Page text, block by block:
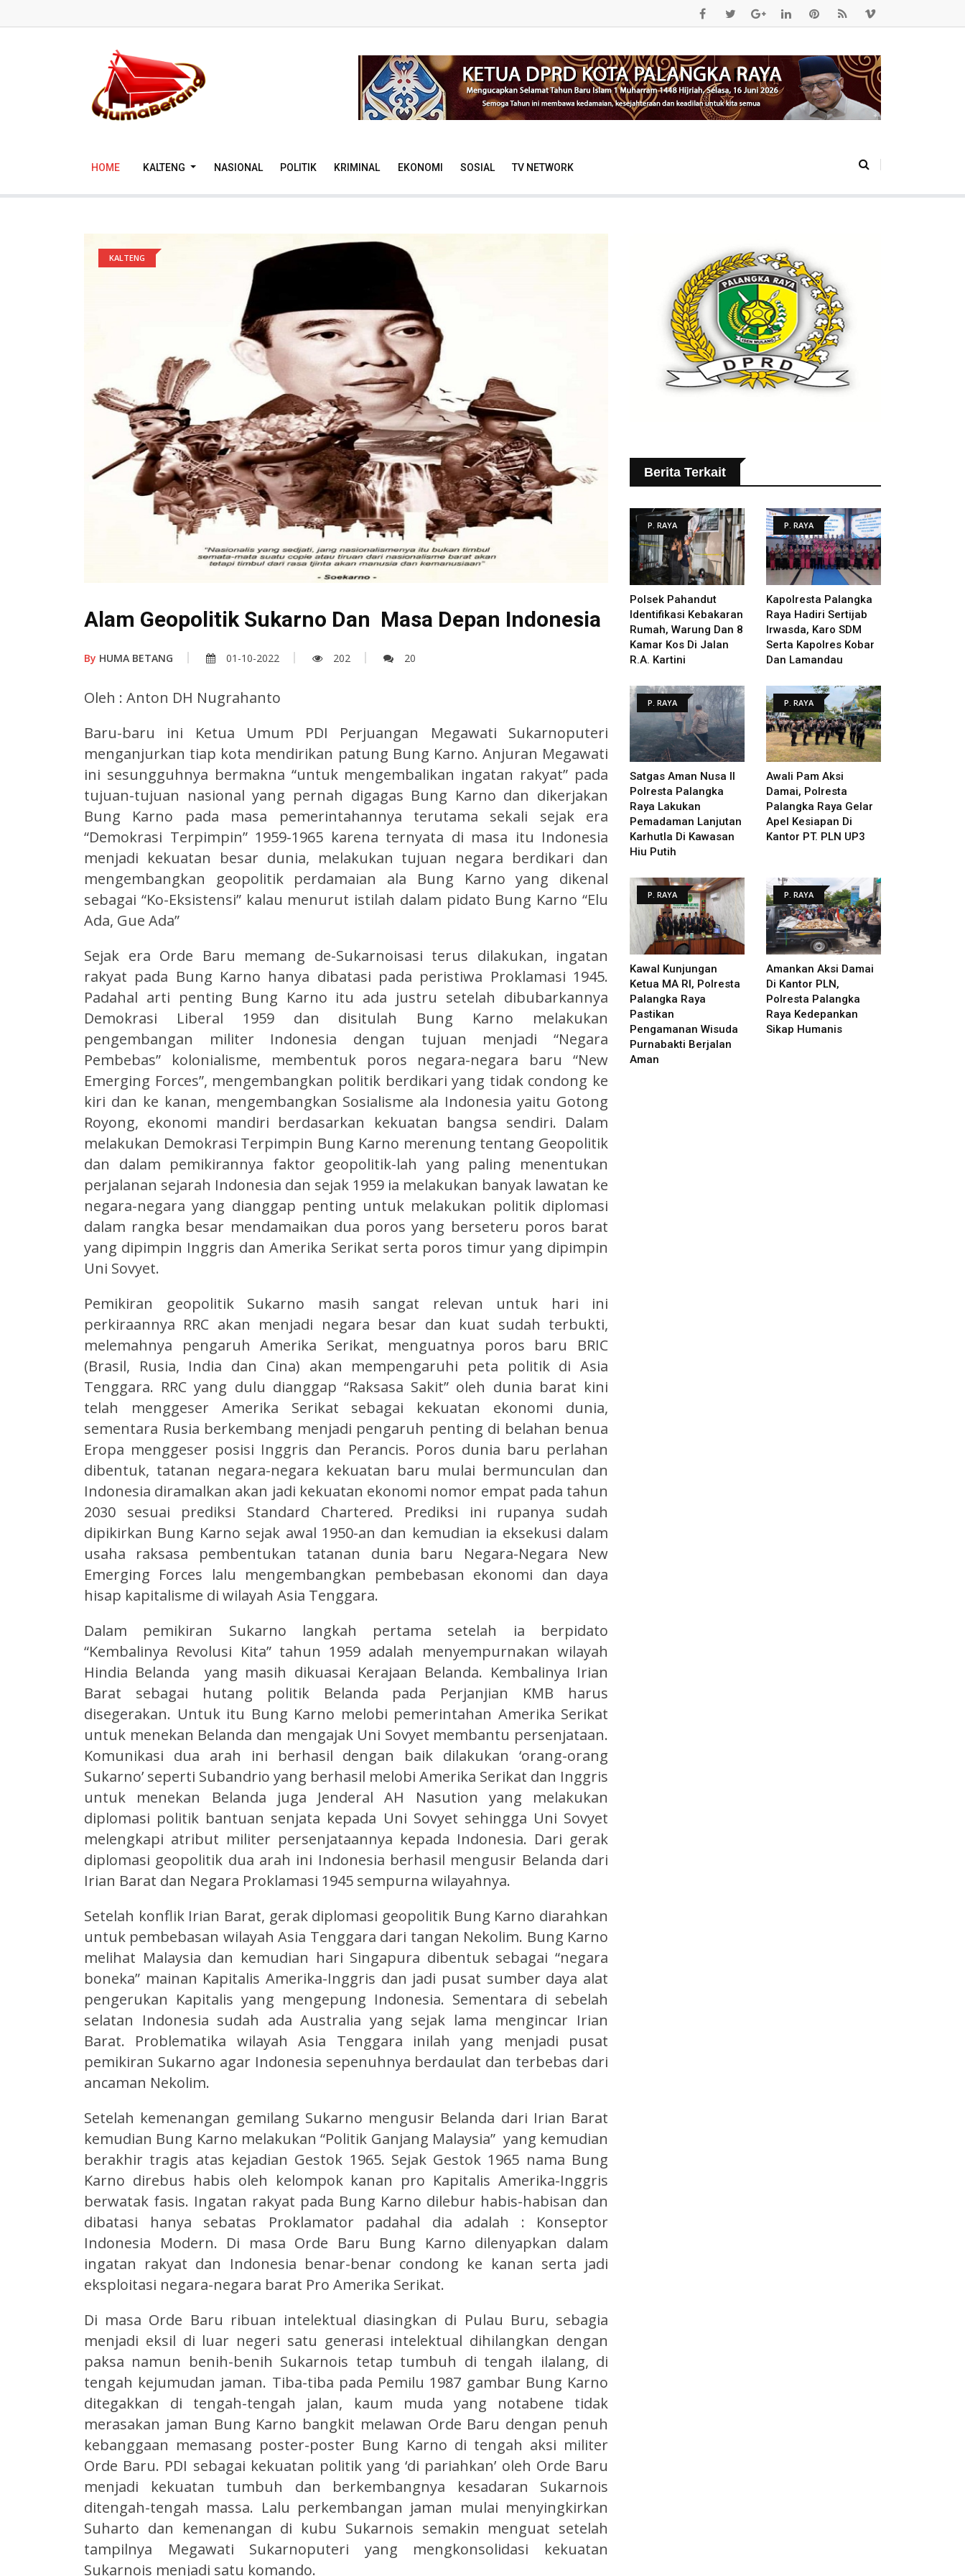
HOME KALTENG NASIONAL POLITIK KRIMINAL EKONOMI SOSIAL TV NETWORK
KALTENG
Alam Geopolitik Sukarno Dan Masa Depan Indonesia
By HUMA BETANG 01-10-2022 202 20
Oleh : Anton DH Nugrahanto
Baru-baru ini Ketua Umum PDI Perjuangan Megawati Sukarnoputeri
menganjurkan tiap kota mendirikan patung Bung Karno. Anjuran Megawati
ini sesungguhnya bermakna “untuk mengembalikan ingatan rakyat” pada
tujuan-tujuan nasional yang pernah digagas Bung Karno dan dikerjakan
Bung Karno pada masa pemerintahannya terutama sekali sejak era
“Demokrasi Terpimpin” 1959-1965 karena ternyata di masa itu Indonesia
menjadi kekuatan besar dunia, melakukan tujuan negara berdikari dan
mengembangkan geopolitik perdamaian ala Bung Karno yang dikenal
sebagai “Ko-Eksistensi” kalau menurut istilah dalam pidato Bung Karno “Elu
Ada, Gue Ada”
Sejak era Orde Baru memang de-Sukarnoisasi terus dilakukan, ingatan
rakyat pada Bung Karno hanya dibatasi pada peristiwa Proklamasi 1945.
Padahal arti penting Bung Karno itu ada justru setelah dibubarkannya
Demokrasi Liberal 1959 dan disitulah Bung Karno melakukan
pengembangan militer Indonesia dengan tujuan menjadi “Negara
Pembebas” kolonialisme, membentuk poros negara-negara baru “New
Emerging Forces”, mengembangkan politik berdikari yang tidak condong ke
kiri dan ke kanan, mengembangkan Sosialisme ala Indonesia yaitu Gotong
Royong, ekonomi mandiri berdasarkan kekuatan bangsa sendiri. Dalam
melakukan Demokrasi Terpimpin Bung Karno merenung tentang Geopolitik
dan dalam pemikirannya faktor geopolitik-lah yang paling menentukan
perjalanan sejarah Indonesia dan sejak 1959 ia melakukan banyak lawatan ke
negara-negara yang dianggap penting untuk melakukan politik diplomasi
dalam rangka besar mendamaikan dua poros yang berseteru poros barat
yang dipimpin Inggris dan Amerika Serikat serta poros timur yang dipimpin
Uni Sovyet.
Pemikiran geopolitik Sukarno masih sangat relevan untuk hari ini
perkiraannya RRC akan menjadi negara besar dan kuat sudah terbukti,
melemahnya pengaruh Amerika Serikat, menguatnya poros baru BRIC
(Brasil, Rusia, India dan Cina) akan mempengaruhi peta politik di Asia
Tenggara. RRC yang dulu dianggap “Raksasa Sakit” oleh dunia barat kini
telah menggeser Amerika Serikat sebagai kekuatan ekonomi dunia,
sementara Rusia berkembang menjadi pengaruh penting di belahan benua
Eropa menggeser posisi Inggris dan Perancis. Poros dunia baru perlahan
dibentuk, tatanan negara-negara kekuatan baru mulai bermunculan dan
Indonesia diramalkan akan jadi kekuatan ekonomi nomor empat pada tahun
2030 sesuai prediksi Standard Chartered. Prediksi ini rupanya sudah
dipikirkan Bung Karno sejak awal 1950-an dan kemudian ia eksekusi dalam
usaha raksasa pembentukan tatanan dunia baru Negara-Negara New
Emerging Forces lalu mengembangkan pembebasan ekonomi dan daya
hisap kapitalisme di wilayah Asia Tenggara.
Dalam pemikiran Sukarno langkah pertama setelah ia berpidato
“Kembalinya Revolusi Kita” tahun 1959 adalah menyempurnakan wilayah
Hindia Belanda yang masih dikuasai Kerajaan Belanda. Kembalinya Irian
Barat sebagai hutang politik Belanda pada Perjanjian KMB harus
disegerakan. Untuk itu Bung Karno melobi pemerintahan Amerika Serikat
untuk menekan Belanda dan mengajak Uni Sovyet membantu persenjataan.
Komunikasi dua arah ini berhasil dengan baik dilakukan ‘orang-orang
Sukarno’ seperti Subandrio yang berhasil melobi Amerika Serikat dan Inggris
untuk menekan Belanda juga Jenderal AH Nasution yang melakukan
diplomasi politik bantuan senjata kepada Uni Sovyet sehingga Uni Sovyet
melengkapi atribut militer persenjataannya kepada Indonesia. Dari gerak
diplomasi geopolitik dua arah ini Indonesia berhasil mengusir Belanda dari
Irian Barat dan Negara Proklamasi 1945 sempurna wilayahnya.
Setelah konflik Irian Barat, gerak diplomasi geopolitik Bung Karno diarahkan
untuk pembebasan wilayah Asia Tenggara dari tangan Nekolim. Bung Karno
melihat Malaysia dan kemudian hari Singapura dibentuk sebagai “negara
boneka” mainan Kapitalis Amerika-Inggris dan jadi pusat sumber daya alat
pengerukan Kapitalis yang mengepung Indonesia. Sementara di sebelah
selatan Indonesia sudah ada Australia yang sejak lama mengincar Irian
Barat. Problematika wilayah Asia Tenggara inilah yang menjadi pusat
pemikiran Sukarno agar Indonesia sepenuhnya berdaulat dan terbebas dari
ancaman Nekolim.
Setelah kemenangan gemilang Sukarno mengusir Belanda dari Irian Barat
kemudian Bung Karno melakukan “Politik Ganjang Malaysia” yang kemudian
berakhir tragis atas kejadian Gestok 1965. Sejak Gestok 1965 nama Bung
Karno direbus habis oleh kelompok kanan pro Kapitalis Amerika-Inggris
berwatak fasis. Ingatan rakyat pada Bung Karno dilebur habis-habisan dan
dibatasi hanya sebatas Proklamator padahal dia adalah : Konseptor
Indonesia Modern. Di masa Orde Baru Bung Karno dilenyapkan dalam
ingatan rakyat dan Indonesia benar-benar condong ke kanan serta jadi
eksploitasi negara-negara barat Pro Amerika Serikat.
Di masa Orde Baru ribuan intelektual diasingkan di Pulau Buru, sebagia
menjadi eksil di luar negeri satu generasi intelektual dihilangkan dengan
paksa namun benih-benih Sukarnois tetap tumbuh di tengah ilalang, di
tengah kejumudan jaman. Tiba-tiba pada Pemilu 1987 gambar Bung Karno
ditegakkan di tengah-tengah jalan, kaum muda yang notabene tidak
merasakan jaman Bung Karno bangkit melawan Orde Baru dengan penuh
kebanggaan memasang poster-poster Bung Karno di tengah aksi militer
Orde Baru. PDI sebagai kekuatan politik yang ‘di pariahkan’ oleh Orde Baru
menjadi kekuatan tumbuh dan berkembangnya kesadaran Sukarnois
ditengah-tengah massa. Lalu perkembangan jaman mulai menyingkirkan
Suharto dan kemenangan di kubu Sukarnois semakin menguat setelah
tampilnya Megawati Sukarnoputeri yang mengkonsolidasi kekuatan
Sukarnois menjadi satu komando.
Berita Terkait
P. RAYA
Polsek Pahandut
Identifikasi Kebakaran
Rumah, Warung Dan 8
Kamar Kos Di Jalan
R.A. Kartini
P. RAYA
Kapolresta Palangka
Raya Hadiri Sertijab
Irwasda, Karo SDM
Serta Kapolres Kobar
Dan Lamandau
P. RAYA
Satgas Aman Nusa II
Polresta Palangka
Raya Lakukan
Pemadaman Lanjutan
Karhutla Di Kawasan
Hiu Putih
P. RAYA
Awali Pam Aksi
Damai, Polresta
Palangka Raya Gelar
Apel Kesiapan Di
Kantor PT. PLN UP3
P. RAYA
Kawal Kunjungan
Ketua MA RI, Polresta
Palangka Raya
Pastikan
Pengamanan Wisuda
Purnabakti Berjalan
Aman
P. RAYA
Amankan Aksi Damai
Di Kantor PLN,
Polresta Palangka
Raya Kedepankan
Sikap Humanis